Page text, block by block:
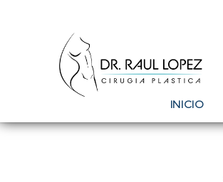
INICIO